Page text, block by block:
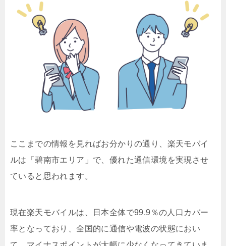
ここまでの情報を見ればお分かりの通り、楽天モバイ
ルは「碧南市エリア」で、優れた通信環境を実現させ
ていると思われます。
現在楽天モバイルは、日本全体で99.9％の人口カバー
率となっており、全国的に通信や電波の状態におい